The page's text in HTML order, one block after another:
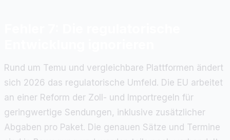
Rund um Temu und vergleichbare Plattformen ändert
sich 2026 das regulatorische Umfeld. Die EU arbeitet
an einer Reform der Zoll- und Importregeln für
geringwertige Sendungen, inklusive zusätzlicher
Abgaben pro Paket. Die genauen Sätze und Termine